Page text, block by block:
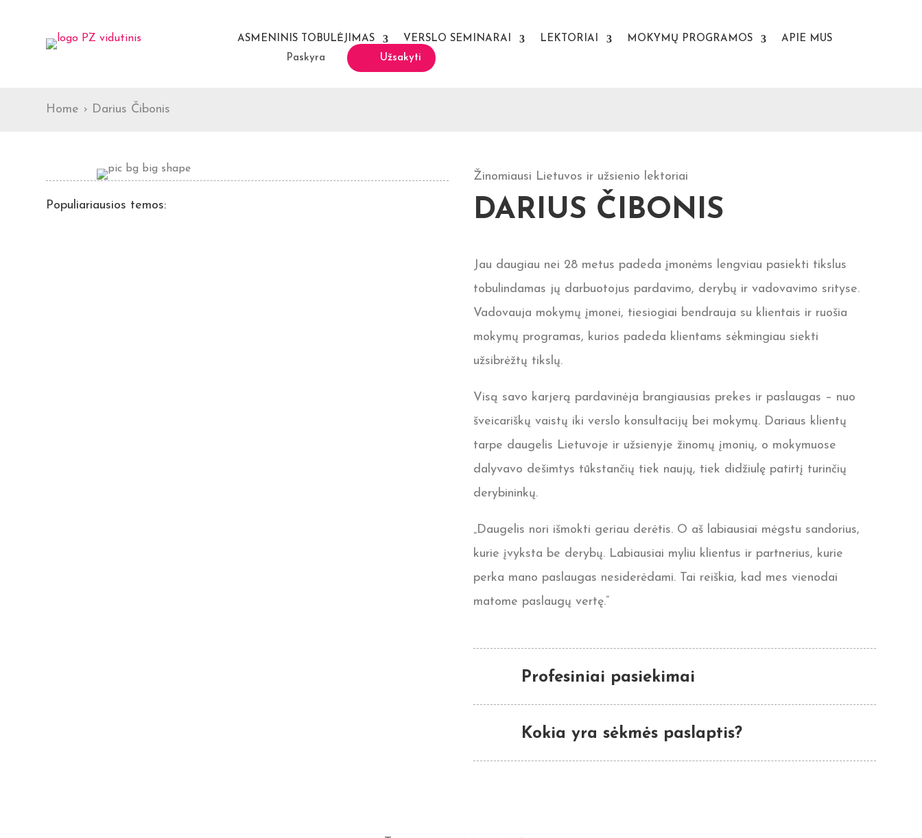
ASMENINIS TOBULĖJIMAS VERSLO SEMINARAI LEKTORIAI MOKYMŲ PROGRAMOS
APIE MUS
Paskyra
Užsakyti
Home › Darius Čibonis
Populiariausios temos:
Žinomiausi Lietuvos ir užsienio lektoriai
DARIUS ČIBONIS
Jau daugiau nei 28 metus padeda įmonėms lengviau pasiekti tikslus
tobulindamas jų darbuotojus pardavimo, derybų ir vadovavimo srityse.
Vadovauja mokymų įmonei, tiesiogiai bendrauja su klientais ir ruošia
mokymų programas, kurios padeda klientams sėkmingiau siekti
užsibrėžtų tikslų.
Visą savo karjerą pardavinėja brangiausias prekes ir paslaugas – nuo
šveicariškų vaistų iki verslo konsultacijų bei mokymų. Dariaus klientų
tarpe daugelis Lietuvoje ir užsienyje žinomų įmonių, o mokymuose
dalyvavo dešimtys tūkstančių tiek naujų, tiek didžiulę patirtį turinčių
derybininkų.
„Daugelis nori išmokti geriau derėtis. O aš labiausiai mėgstu sandorius,
kurie įvyksta be derybų. Labiausiai myliu klientus ir partnerius, kurie
perka mano paslaugas nesiderėdami. Tai reiškia, kad mes vienodai
matome paslaugų vertę.”
Profesiniai pasiekimai
Kokia yra sėkmės paslaptis?